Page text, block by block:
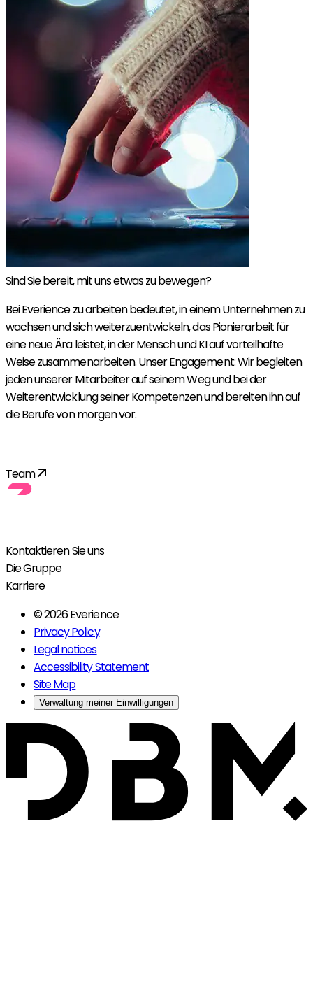
Sind Sie bereit, mit uns etwas zu bewegen?
Bei Everience zu arbeiten bedeutet, in einem Unternehmen zu
wachsen und sich weiterzuentwickeln, das Pionierarbeit für
eine neue Ära leistet, in der Mensch und KI auf vorteilhafte
Weise zusammenarbeiten. Unser Engagement: Wir begleiten
jeden unserer Mitarbeiter auf seinem Weg und bei der
Weiterentwicklung seiner Kompetenzen und bereiten ihn auf
die Berufe von morgen vor.
Team
Kontaktieren Sie uns
Die Gruppe
Karriere
© 2026 Everience
Privacy Policy
Legal notices
Accessibility Statement
Site Map
Verwaltung meiner Einwilligungen